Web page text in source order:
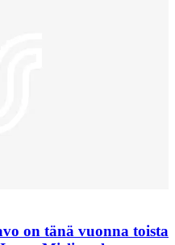
on tänä vuonna toista